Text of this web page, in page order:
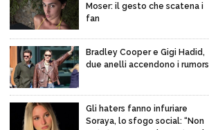
Moser: il gesto che scatena i
fan
Bradley Cooper e Gigi Hadid,
due anelli accendono i rumors
Gli haters fanno infuriare
Soraya, lo sfogo social: “Non